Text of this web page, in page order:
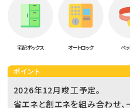
宅配ボックス オートロック ペ
ポイント
2026年12月竣工予定。
省エネと創エネを組み合わせ